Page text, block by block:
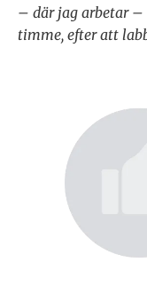
– där jag arbetar –
timme, efter att